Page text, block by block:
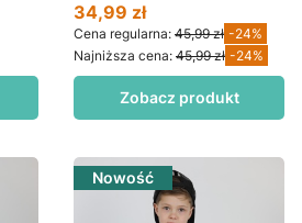
Cena promocyjna
34,99 zł
Cena regularna: 45,99 zł -24%
Najniższa cena: 45,99 zł -24%
Zobacz produkt
Nowość